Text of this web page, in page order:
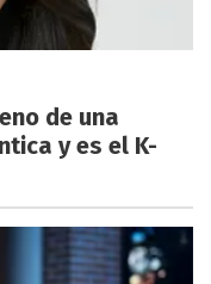
de una
y es el K-